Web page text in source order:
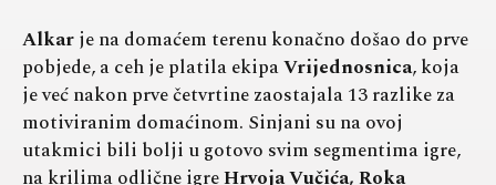
Alkarje na domaćem terenu konačno došao do prve
pobjede, a ceh je platila ekipaVrijednosnica, koja
je već nakon prve četvrtine zaostajala 13 razlike za
motiviranim domaćinom. Sinjani su na ovoj
utakmici bili bolji u gotovo svim segmentima igre,
na krilima odlične igreHrvoja Vučića, Roka